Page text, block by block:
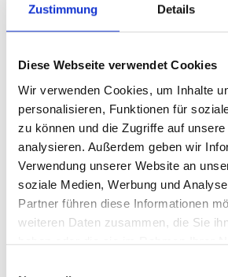
Zustimmung Details
Diese Webseite verwendet Cookies
Wir verwenden Cookies, um Inhalte
personalisieren, Funktionen für
zu können und die Zugriffe auf
analysieren. Außerdem geben wir
Verwendung unserer Website an
soziale Medien, Werbung und
Partner führen diese Informationen
weiteren Daten zusammen, die Sie
haben oder die sie im Rahmen Ihrer
Schulung ist so konzipiert,
deiner individuellen
anstatt eine
Der Prozess des
Schreibens kann ohne das
Wissen eine große
darstellen. Jedoch,
denTechniken und
Kurses, wird die